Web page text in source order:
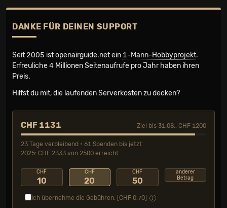
DANKE FÜR DEINEN SUPPORT
Seit 2005 ist openairguide.net ein 1-Mann-Hobbyprojekt.
Erfreuliche 4 Millionen Seiten­aufrufe pro Jahr haben ihren
Preis.
Hilfst du mit, die laufenden Serverkosten zu decken?
CHF 1131 Ziel bis 31.08.: CHF 1200
23 Tage verbleibend • 61 Spenden bis jetzt
2025: CHF 2333 von 2500 erreicht
CHF
10
CHF
20
CHF
50
anderer
Betrag
Ich übernehme die Gebühren. [CHF 0.70]